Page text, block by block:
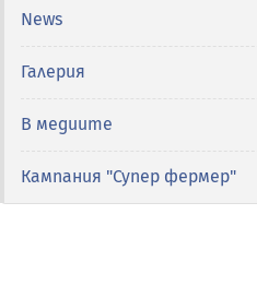
News
Галерия
В медиите
Кампания "Супер фермер"